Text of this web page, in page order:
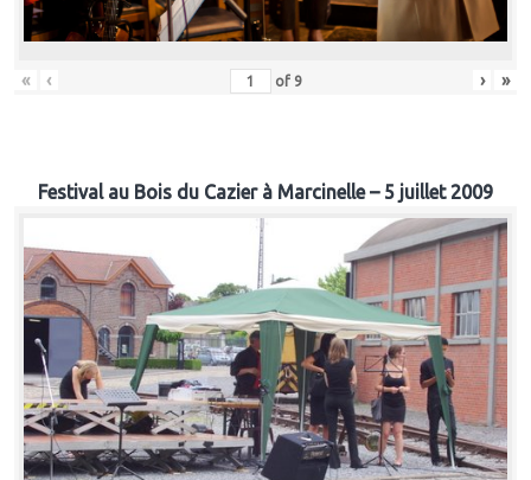
« ‹ of 9 › »
Festival au Bois du Cazier à Marcinelle – 5 juillet 2009